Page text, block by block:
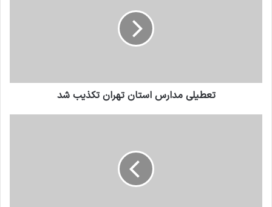
تعطیلی مدارس استان تهران تکذیب شد